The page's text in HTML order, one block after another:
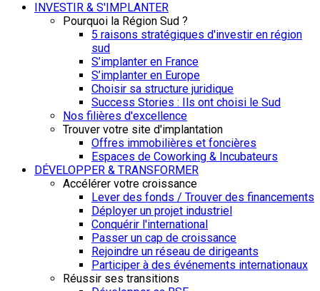
INVESTIR & S'IMPLANTER
Pourquoi la Région Sud ?
5 raisons stratégiques d'investir en région
sud
S’implanter en France
S’implanter en Europe
Choisir sa structure juridique
Success Stories : Ils ont choisi le Sud
Nos filières d'excellence
Trouver votre site d'implantation
Offres immobilières et foncières
Espaces de Coworking & Incubateurs
DÉVELOPPER & TRANSFORMER
Accélérer votre croissance
Lever des fonds / Trouver des financements
Déployer un projet industriel
Conquérir l'international
Passer un cap de croissance
Rejoindre un réseau de dirigeants
Participer à des événements internationaux
Réussir ses transitions